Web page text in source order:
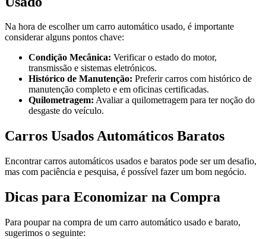
Na hora de escolher um carro automático usado, é importante
considerar alguns pontos chave:
Condição Mecânica: Verificar o estado do motor,
transmissão e sistemas eletrónicos.
Histórico de Manutenção: Preferir carros com histórico de
manutenção completo e em oficinas certificadas.
Quilometragem: Avaliar a quilometragem para ter noção do
desgaste do veículo.
Carros Usados Automáticos Baratos
Encontrar carros automáticos usados e baratos pode ser um desafio,
mas com paciência e pesquisa, é possível fazer um bom negócio.
Dicas para Economizar na Compra
Para poupar na compra de um carro automático usado e barato,
sugerimos o seguinte: